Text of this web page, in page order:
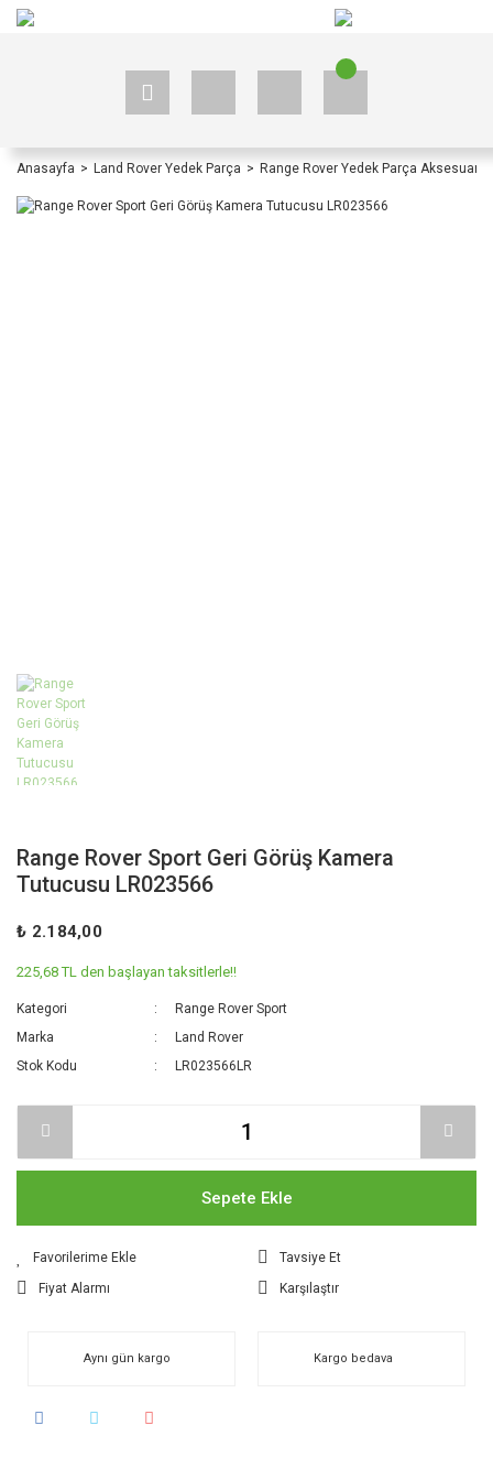
Anasayfa Land Rover Yedek Parça Range Rover Yedek Parça Aksesuar
Range Rover Sport Geri Görüş Kamera
Tutucusu LR023566
₺ 2.184,00
225,68 TL den başlayan taksitlerle!!
Kategori
Range Rover Sport
Marka
Land Rover
Stok Kodu
LR023566LR
Sepete Ekle
Tavsiye Et
Fiyat Alarmı
Karşılaştır
Aynı gün kargo Kargo bedava